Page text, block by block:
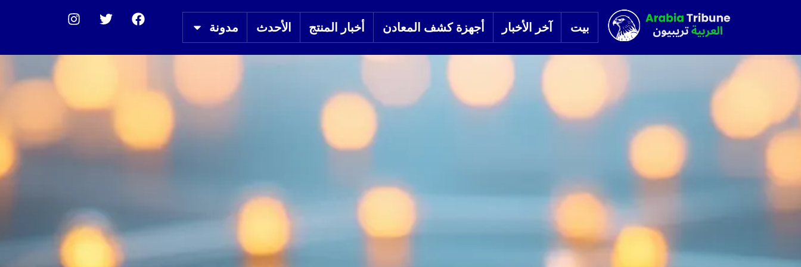
بيت آخر الأخبار أجهزة كشف المعادن أخبار المنتج الأحدث مدونة